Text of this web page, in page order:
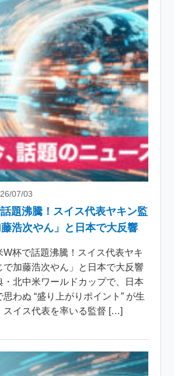
07/03
題沸騰！スイス代表ヤキン監
浩次やん」と日本で大反響
W杯で話題沸騰！スイス代表ヤキ
で加藤浩次やん」と日本で大反響
・北中米ワールドカップで、日本
わぬ “盛り上がりポイント” が生
スイス代表を率いる監督 […]